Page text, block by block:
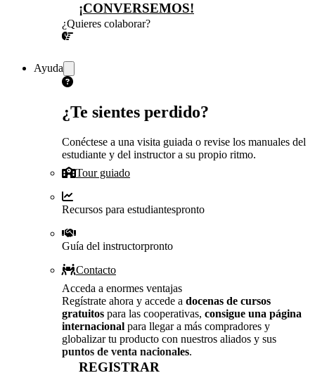
¡CONVERSEMOS!
¿Quieres colaborar?
Ayuda
¿Te sientes perdido?
Conéctese a una visita guiada o revise los manuales del
estudiante y del instructor a su propio ritmo.
Tour guiado
Recursos para estudiantespronto
Guía del instructorpronto
Contacto
Acceda a enormes ventajas
Regístrate ahora y accede a docenas de cursos
gratuitos para las cooperativas, consigue una página
internacional para llegar a más compradores y
globalizar tu producto con nuestros aliados y sus
puntos de venta nacionales.
REGISTRAR